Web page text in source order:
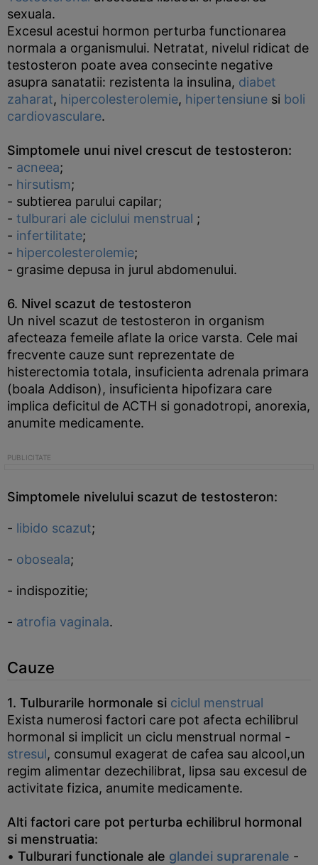
sexuala.
Excesul acestui hormon perturba functionarea
normala a organismului. Netratat, nivelul ridicat de
testosteron poate avea consecinte negative
asupra sanatatii: rezistenta la insulina, diabet
zaharat, hipercolesterolemie, hipertensiune si boli
cardiovasculare.
Simptomele unui nivel crescut de testosteron:
- acneea;
- hirsutism;
- subtierea parului capilar;
- tulburari ale ciclului menstrual ;
- infertilitate;
- hipercolesterolemie;
- grasime depusa in jurul abdomenului.
6. Nivel scazut de testosteron
Un nivel scazut de testosteron in organism
afecteaza femeile aflate la orice varsta. Cele mai
frecvente cauze sunt reprezentate de
histerectomia totala, insuficienta adrenala primara
(boala Addison), insuficienta hipofizara care
implica deficitul de ACTH si gonadotropi, anorexia,
anumite medicamente.
Simptomele nivelului scazut de testosteron:
- libido scazut;
- oboseala;
- indispozitie;
- atrofia vaginala.
Cauze
1. Tulburarile hormonale si ciclul menstrual
Exista numerosi factori care pot afecta echilibrul
hormonal si implicit un ciclu menstrual normal -
stresul, consumul exagerat de cafea sau alcool,un
regim alimentar dezechilibrat, lipsa sau excesul de
activitate fizica, anumite medicamente.
Alti factori care pot perturba echilibrul hormonal
si menstruatia:
• Tulburari functionale ale glandei suprarenale -